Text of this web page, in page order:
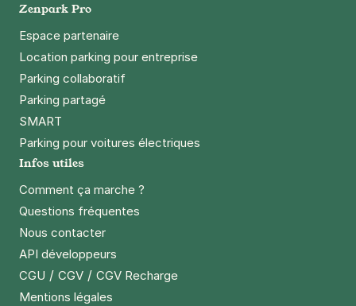
Zenpark Pro
Espace partenaire
Location parking pour entreprise
Parking collaboratif
Parking partagé
SMART
Parking pour voitures électriques
Infos utiles
Comment ça marche ?
Questions fréquentes
Nous contacter
API développeurs
CGU / CGV / CGV Recharge
Mentions légales